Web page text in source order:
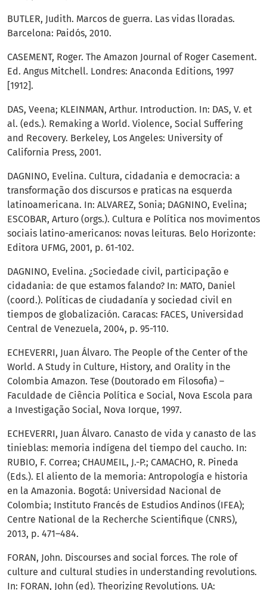
BUTLER, Judith. Marcos de guerra. Las vidas lloradas.
Barcelona: Paidós, 2010.
CASEMENT, Roger. The Amazon Journal of Roger Casement.
Ed. Angus Mitchell. Londres: Anaconda Editions, 1997
[1912].
DAS, Veena; KLEINMAN, Arthur. Introduction. In: DAS, V. et
al. (eds.). Remaking a World. Violence, Social Suffering
and Recovery. Berkeley, Los Angeles: University of
California Press, 2001.
DAGNINO, Evelina. Cultura, cidadania e democracia: a
transformação dos discursos e praticas na esquerda
latinoamericana. In: ALVAREZ, Sonia; DAGNINO, Evelina;
ESCOBAR, Arturo (orgs.). Cultura e Política nos movimentos
sociais latino-americanos: novas leituras. Belo Horizonte:
Editora UFMG, 2001, p. 61-102.
DAGNINO, Evelina. ¿Sociedade civil, participação e
cidadania: de que estamos falando? In: MATO, Daniel
(coord.). Políticas de ciudadanía y sociedad civil en
tiempos de globalización. Caracas: FACES, Universidad
Central de Venezuela, 2004, p. 95-110.
ECHEVERRI, Juan Álvaro. The People of the Center of the
World. A Study in Culture, History, and Orality in the
Colombia Amazon. Tese (Doutorado em Filosofia) –
Faculdade de Ciência Política e Social, Nova Escola para
a Investigação Social, Nova Iorque, 1997.
ECHEVERRI, Juan Álvaro. Canasto de vida y canasto de las
tinieblas: memoria indígena del tiempo del caucho. In:
RUBIO, F. Correa; CHAUMEIL, J.-P.; CAMACHO, R. Pineda
(Eds.). El aliento de la memoria: Antropología e historia
en la Amazonia. Bogotá: Universidad Nacional de
Colombia; Instituto Francés de Estudios Andinos (IFEA);
Centre National de la Recherche Scientifique (CNRS),
2013, p. 471–484.
FORAN, John. Discourses and social forces. The role of
culture and cultural studies in understanding revolutions.
In: FORAN, John (ed). Theorizing Revolutions. UA: